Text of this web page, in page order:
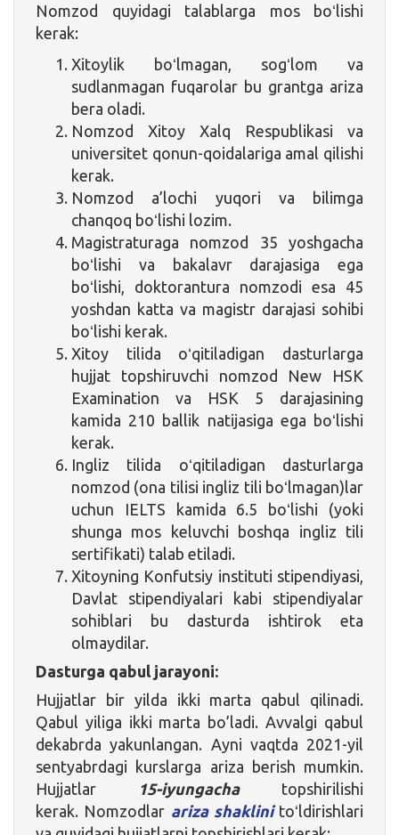
Nomzod quyidagi talablarga mos boʻlishi
kerak:
Xitoylik boʻlmagan, sogʻlom va
sudlanmagan fuqarolar bu grantga ariza
bera oladi.
Nomzod Xitoy Xalq Respublikasi va
universitet qonun-qoidalariga amal qilishi
kerak.
Nomzod a’lochi yuqori va bilimga
chanqoq boʻlishi lozim.
Magistraturaga nomzod 35 yoshgacha
boʻlishi va bakalavr darajasiga ega
boʻlishi, doktorantura nomzodi esa 45
yoshdan katta va magistr darajasi sohibi
boʻlishi kerak.
Xitoy tilida oʻqitiladigan dasturlarga
hujjat topshiruvchi nomzod New HSK
Examination va HSK 5 darajasining
kamida 210 ballik natijasiga ega boʻlishi
kerak.
Ingliz tilida oʻqitiladigan dasturlarga
nomzod (ona tilisi ingliz tili boʻlmagan)lar
uchun IELTS kamida 6.5 boʻlishi (yoki
shunga mos keluvchi boshqa ingliz tili
sertifikati) talab etiladi.
Xitoyning Konfutsiy instituti stipendiyasi,
Davlat stipendiyalari kabi stipendiyalar
sohiblari bu dasturda ishtirok eta
olmaydilar.
Dasturga qabul jarayoni:
Hujjatlar bir yilda ikki marta qabul qilinadi.
Qabul yiliga ikki marta bo’ladi. Avvalgi qabul
dekabrda yakunlangan. Ayni vaqtda 2021-yil
sentyabrdagi kurslarga ariza berish mumkin.
Hujjatlar
15-iyungachatopshirilishi
kerak. Nomzodlar ariza shaklinitoʻldirishlari